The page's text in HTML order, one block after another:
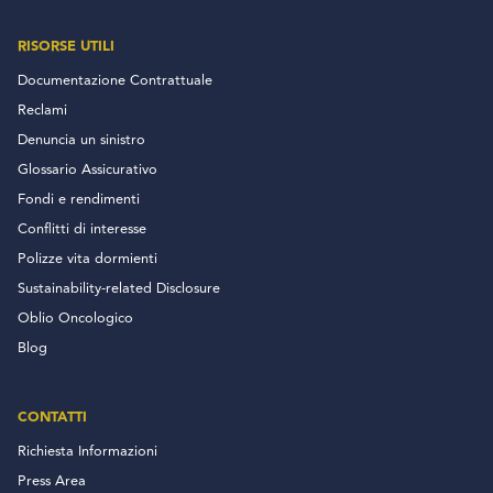
RISORSE UTILI
Documentazione Contrattuale
Reclami
Denuncia un sinistro
Glossario Assicurativo
Fondi e rendimenti
Conflitti di interesse
Polizze vita dormienti
Sustainability-related Disclosure
Oblio Oncologico
Blog
CONTATTI
Richiesta Informazioni
Press Area